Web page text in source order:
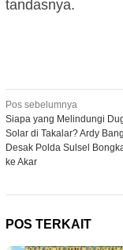
tandasnya.
Navigasi
pos
Pos sebelumnya
Siapa yang Melindungi
Solar di Takalar? Ardy
Desak Polda Sulsel
ke Akar
POS TERKAIT